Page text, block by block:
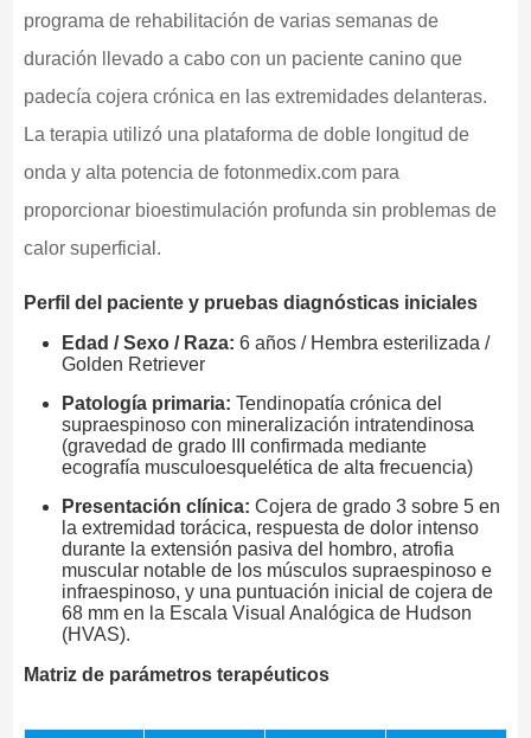
programa de rehabilitación de varias semanas de
duración llevado a cabo con un paciente canino que
padecía cojera crónica en las extremidades delanteras.
La terapia utilizó una plataforma de doble longitud de
onda y alta potencia de fotonmedix.com para
proporcionar bioestimulación profunda sin problemas de
calor superficial.
Perfil del paciente y pruebas diagnósticas iniciales
Edad / Sexo / Raza: 6 años / Hembra esterilizada /
Golden Retriever
Patología primaria: Tendinopatía crónica del
supraespinoso con mineralización intratendinosa
(gravedad de grado III confirmada mediante
ecografía musculoesquelética de alta frecuencia)
Presentación clínica: Cojera de grado 3 sobre 5 en
la extremidad torácica, respuesta de dolor intenso
durante la extensión pasiva del hombro, atrofia
muscular notable de los músculos supraespinoso e
infraespinoso, y una puntuación inicial de cojera de
68 mm en la Escala Visual Analógica de Hudson
(HVAS).
Matriz de parámetros terapéuticos